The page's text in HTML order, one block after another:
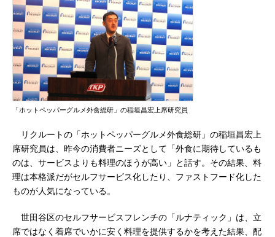
「ホットペッパーグルメ外食総研」の稲垣昌宏上席研究員
リクルートの「ホットペッパーグルメ外食総研」の稲垣昌宏上
席研究員は、昨今の消費者ニーズとして「外食に期待しているも
のは、サービスよりも料理のほうが高い」と話す。その結果、料
理は本格派だがセルフサービス化したり、ファストフード化した
ものが人気になっている。
世田谷区のセルフサービスフレンチの「ルナティック」は、立
席ではなく着席でいかに安く料理を提供するかを考えた結果、配